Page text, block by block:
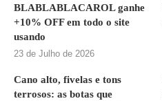
BLABLABLACAROL ganhe
+10% OFF em todo o site
usando
23 de Julho de 2026
Cano alto, fivelas e tons
terrosos: as botas que